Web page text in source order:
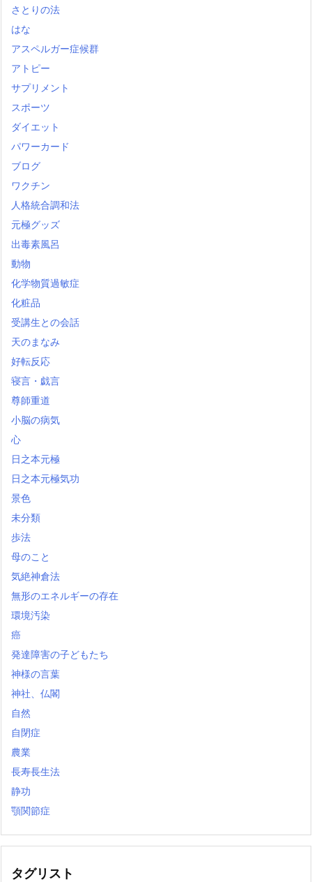
さとりの法
はな
アスペルガー症候群
アトピー
サプリメント
スポーツ
ダイエット
パワーカード
ブログ
ワクチン
人格統合調和法
元極グッズ
出毒素風呂
動物
化学物質過敏症
化粧品
受講生との会話
天のまなみ
好転反応
寝言・戯言
尊師重道
小脳の病気
心
日之本元極
日之本元極気功
景色
未分類
歩法
母のこと
気絶神倉法
無形のエネルギーの存在
環境汚染
癌
発達障害の子どもたち
神様の言葉
神社、仏閣
自然
自閉症
農業
長寿長生法
静功
顎関節症
タグリスト